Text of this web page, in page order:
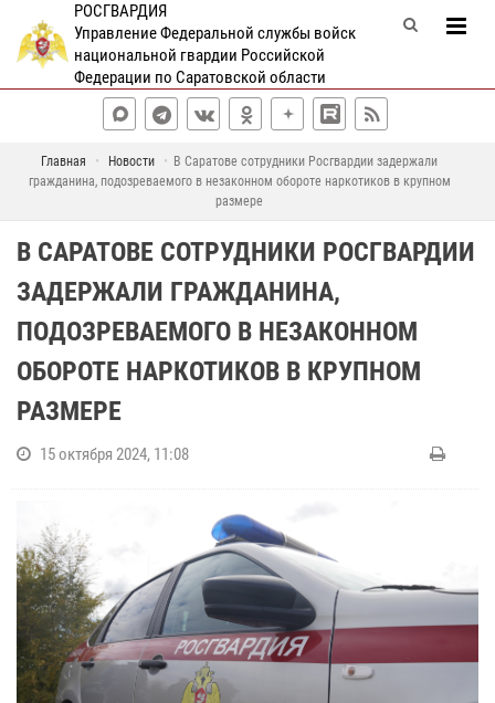
РОСГВАРДИЯ
Управление Федеральной службы войск
национальной гвардии Российской
Федерации по Саратовской области
Главная Новости
В Саратове сотрудники Росгвардии задержали
гражданина, подозреваемого в незаконном обороте наркотиков в крупном
размере
В САРАТОВЕ СОТРУДНИКИ РОСГВАРДИИ
ЗАДЕРЖАЛИ ГРАЖДАНИНА,
ПОДОЗРЕВАЕМОГО В НЕЗАКОННОМ
ОБОРОТЕ НАРКОТИКОВ В КРУПНОМ
РАЗМЕРЕ
15 октября 2024, 11:08